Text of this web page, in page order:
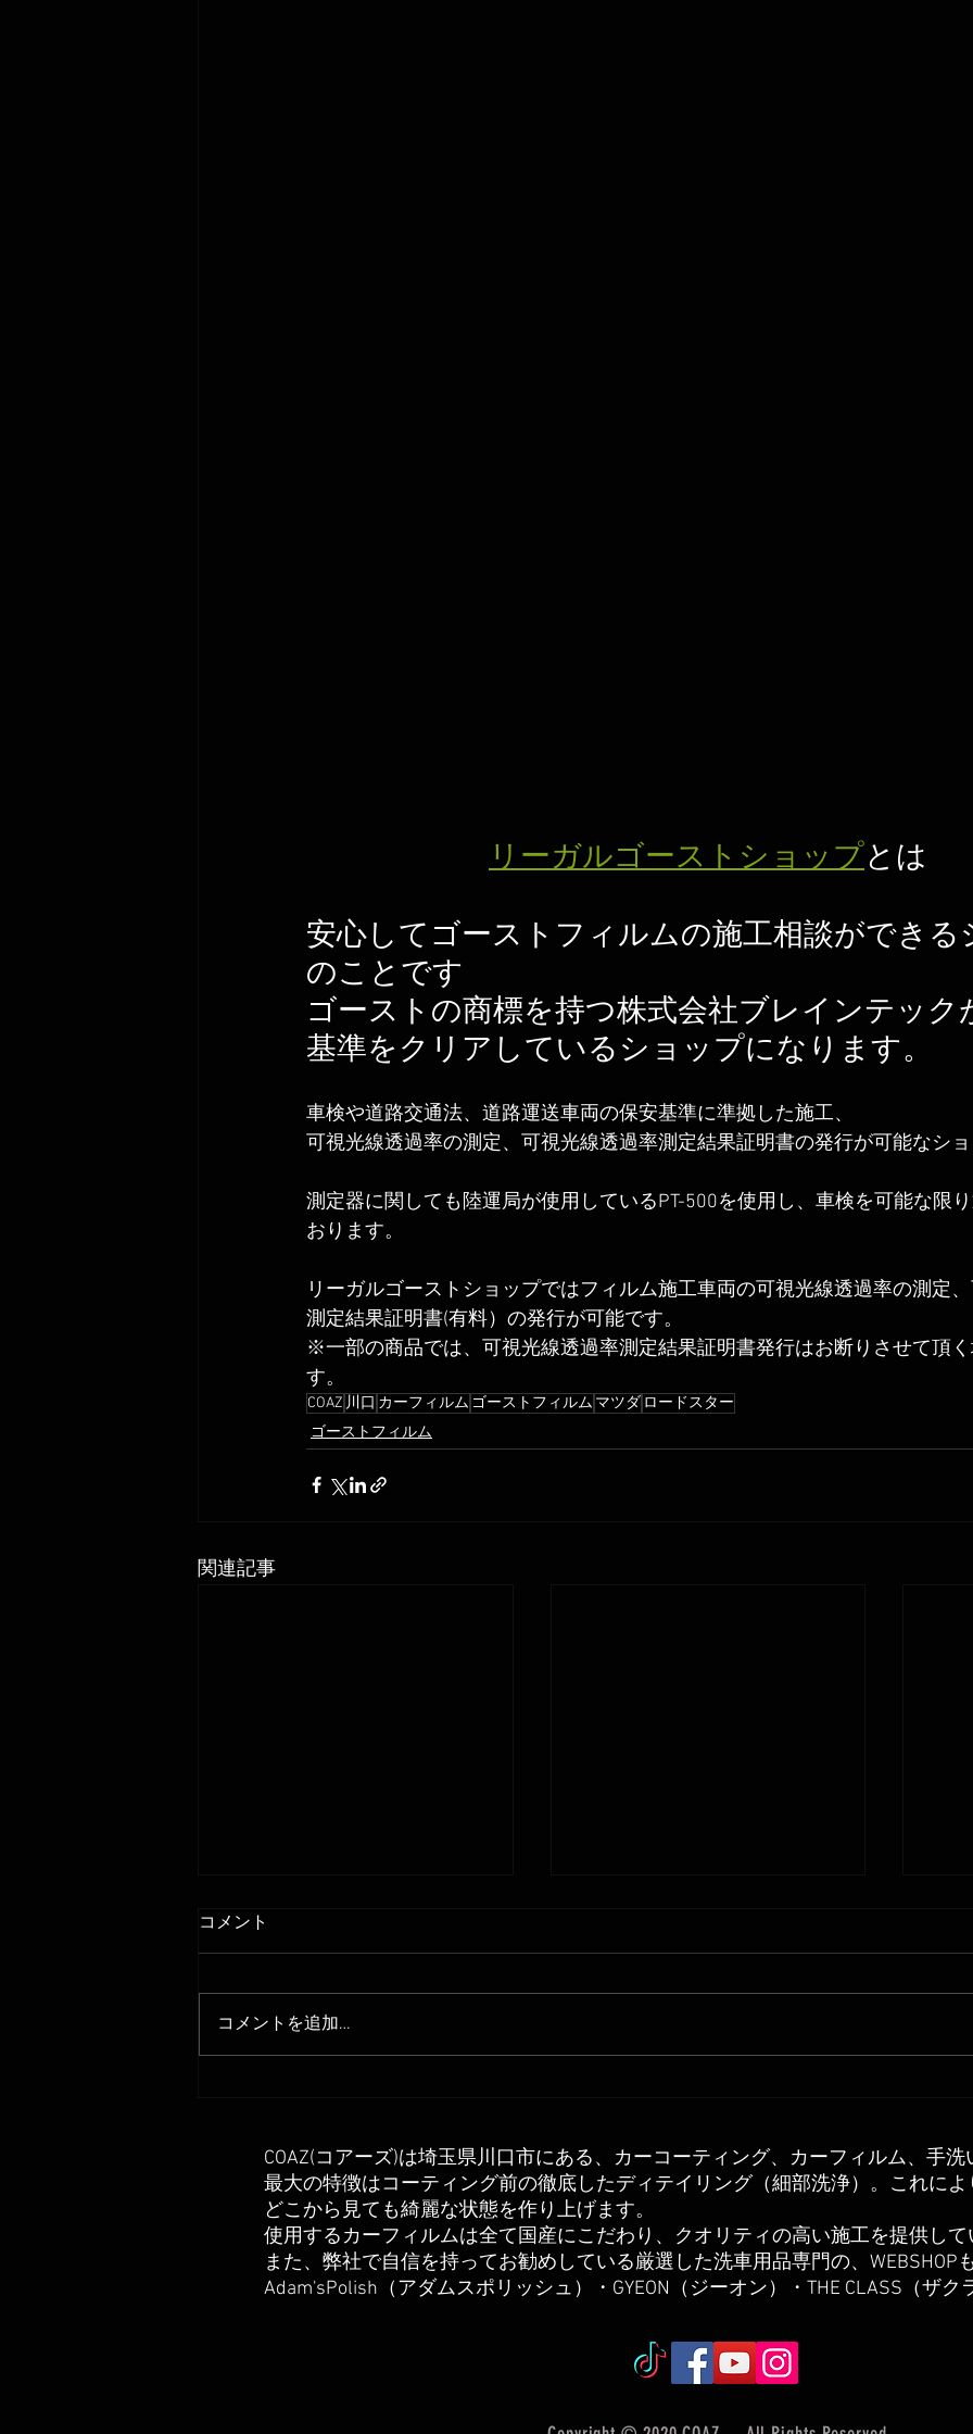
リーガルゴーストショップとは
安心してゴーストフィルムの施工相談ができる
のことです
ゴーストの商標を持つ株式会社ブレインテック
基準をクリアしているショップになります。
車検や道路交通法、道路運送車両の保安基準に準拠した施工、
可視光線透過率の測定、可視光線透過率測定結果証明書の発行が可能なシ
測定器に関しても陸運局が使用しているPT-500を使用し、車検を可能な限
おります。
リーガルゴーストショップではフィルム施工車両の可視光線透過率の測定
測定結果証明書(有料）の発行が可能です。
※一部の商品では、可視光線透過率測定結果証明書発行はお断りさせて頂
す。
COAZ 川口 カーフィルム ゴーストフィルム マツダ ロードスター
ゴーストフィルム
関連記事
コメント
コメントを追加…
COAZ(コアーズ)は埼玉県川口市にある、カーコーティング、カーフィルム、手洗
最大の特徴はコーティング前の徹底したディテイリング（細部洗浄） 。これに
どこから見ても綺麗な状態を作り上げます。
使用するカーフィルムは全て国産にこだわり、クオリティの高い施工を提供して
また、弊社で自信を持ってお勧めしている厳選した洗車用品専門の、 WEBSHOP
Adam'sPolish（アダムスポリッシュ）・GYEON（ジーオン）・THE CLASS（ザク